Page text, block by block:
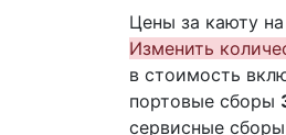
Цены за каюту
Изменить
в стоимость
портовые сборы
сервисные